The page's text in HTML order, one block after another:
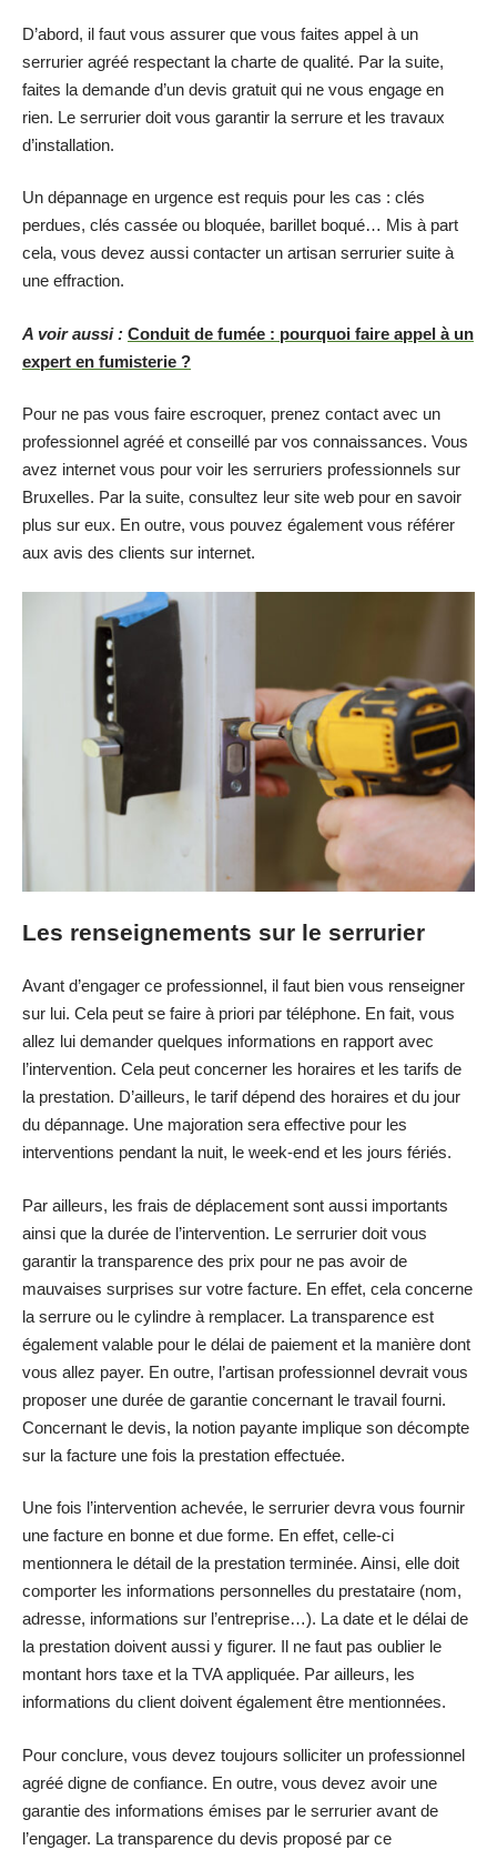
D’abord, il faut vous assurer que vous faites appel à un
serrurier agréé respectant la charte de qualité. Par la suite,
faites la demande d’un devis gratuit qui ne vous engage en
rien. Le serrurier doit vous garantir la serrure et les travaux
d’installation.
Un dépannage en urgence est requis pour les cas : clés
perdues, clés cassée ou bloquée, barillet boqué… Mis à part
cela, vous devez aussi contacter un artisan serrurier suite à
une effraction.
A voir aussi : Conduit de fumée : pourquoi faire appel à un
expert en fumisterie ?
Pour ne pas vous faire escroquer, prenez contact avec un
professionnel agréé et conseillé par vos connaissances. Vous
avez internet vous pour voir les serruriers professionnels sur
Bruxelles. Par la suite, consultez leur site web pour en savoir
plus sur eux. En outre, vous pouvez également vous référer
aux avis des clients sur internet.
Les renseignements sur le serrurier
Avant d’engager ce professionnel, il faut bien vous renseigner
sur lui. Cela peut se faire à priori par téléphone. En fait, vous
allez lui demander quelques informations en rapport avec
l’intervention. Cela peut concerner les horaires et les tarifs de
la prestation. D’ailleurs, le tarif dépend des horaires et du jour
du dépannage. Une majoration sera effective pour les
interventions pendant la nuit, le week-end et les jours fériés.
Par ailleurs, les frais de déplacement sont aussi importants
ainsi que la durée de l’intervention. Le serrurier doit vous
garantir la transparence des prix pour ne pas avoir de
mauvaises surprises sur votre facture. En effet, cela concerne
la serrure ou le cylindre à remplacer. La transparence est
également valable pour le délai de paiement et la manière dont
vous allez payer. En outre, l’artisan professionnel devrait vous
proposer une durée de garantie concernant le travail fourni.
Concernant le devis, la notion payante implique son décompte
sur la facture une fois la prestation effectuée.
Une fois l’intervention achevée, le serrurier devra vous fournir
une facture en bonne et due forme. En effet, celle-ci
mentionnera le détail de la prestation terminée. Ainsi, elle doit
comporter les informations personnelles du prestataire (nom,
adresse, informations sur l’entreprise…). La date et le délai de
la prestation doivent aussi y figurer. Il ne faut pas oublier le
montant hors taxe et la TVA appliquée. Par ailleurs, les
informations du client doivent également être mentionnées.
Pour conclure, vous devez toujours solliciter un professionnel
agréé digne de confiance. En outre, vous devez avoir une
garantie des informations émises par le serrurier avant de
l’engager. La transparence du devis proposé par ce